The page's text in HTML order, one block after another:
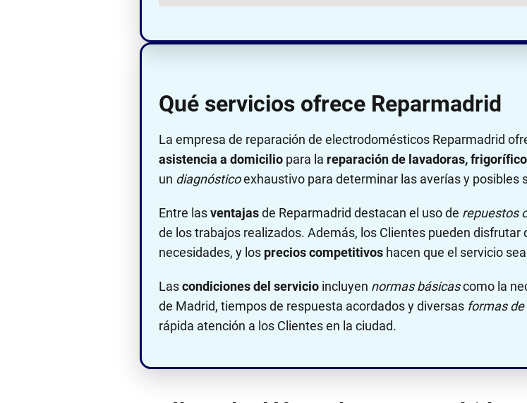
Qué servicios ofrece Reparmadrid
La empresa de reparación de electrodomésticos Reparmadrid
asistencia a domicilio para la reparación de lavadoras,
un diagnósticoexhaustivo para determinar las averías y posibles
Entre lasventajasde Reparmadrid destacan el uso de repuestos
de los trabajos realizados. Además, los Clientes pueden disfrutar
necesidades, y los precios competitivos hacen que el servicio
Lascondiciones del servicio incluyen normas básicascomo la
de Madrid, tiempos de respuesta acordados y diversas formas
rápida atención a los Clientes en la ciudad.